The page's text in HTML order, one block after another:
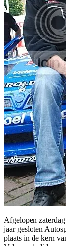
Afgelopen
jaar gesloten
plaats in de kern